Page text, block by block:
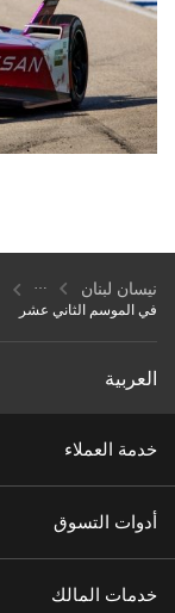
نيسان لبنان
في الموسم الثاني عشر
العربية
G
E
خدمة العملاء
G
أدوات التسوق
خدمات المالك